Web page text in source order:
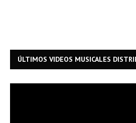
ÚLTIMOS VIDEOS MUSICALES